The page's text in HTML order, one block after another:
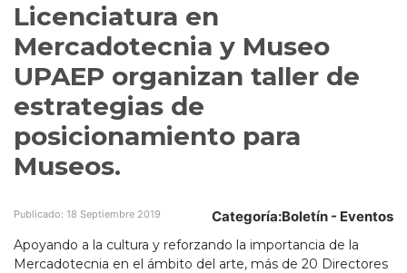
Licenciatura en
Mercadotecnia y Museo
UPAEP organizan taller de
estrategias de
posicionamiento para
Museos.
Categoría:Boletín - Eventos
Publicado: 18 Septiembre 2019
Apoyando a la cultura y reforzando la importancia de la
Mercadotecnia en el ámbito del arte, más de 20 Directores